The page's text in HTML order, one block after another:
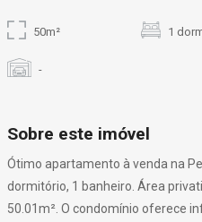
50m² 1
-
Sobre este imóvel
Ótimo apartamento à venda na
dormitório, 1 banheiro. Área
50.01m². O condomínio oferece